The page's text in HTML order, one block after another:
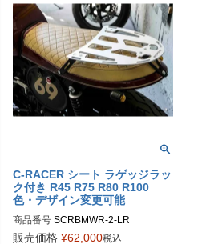
C-RACER シート ラゲッジラッ
ク付き R45 R75 R80 R100
色・デザイン変更可能
商品番号
販売価格 ¥62,000税込